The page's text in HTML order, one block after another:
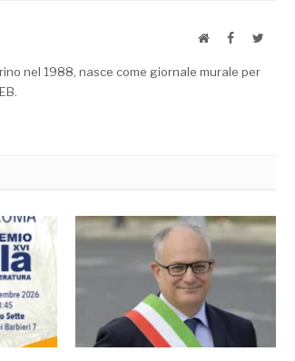
WebsiteFacebookTwitter
nel 1988, nasce come giornale murale per